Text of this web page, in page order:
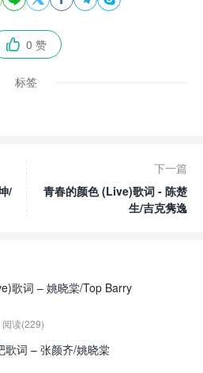
 0 赞
标签
/
下一篇
青春的颜色 (Live)歌词 - 陈楚
生/吉克隽逸
歌词 – 姚晓棠/Top Barry
阅读(229)
歌词 – 张颜齐/姚晓棠